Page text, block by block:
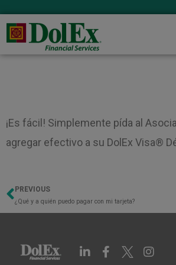
¡Es fácil! Simplemente pída al
agregar efectivo a su DolEx Visa®
Previo
PREVIOUS
¿Qué y a quién puedo pagar con mi tarjeta?
L
i
F
a
I
n